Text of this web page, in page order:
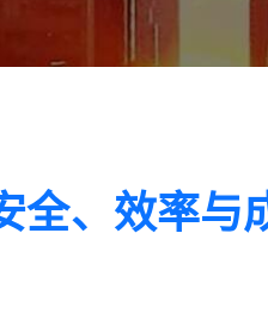
全、效率与